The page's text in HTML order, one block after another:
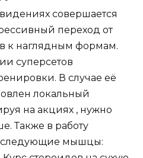
совершается
переход от
к наглядным формам.
суперсетов
В случае её
локальный
на акциях , нужно
Также в работу
следующие мышцы: